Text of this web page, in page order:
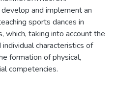
and implement an
sports dances in
which, taking into account the
characteristics of
formation of physical,
competencies.